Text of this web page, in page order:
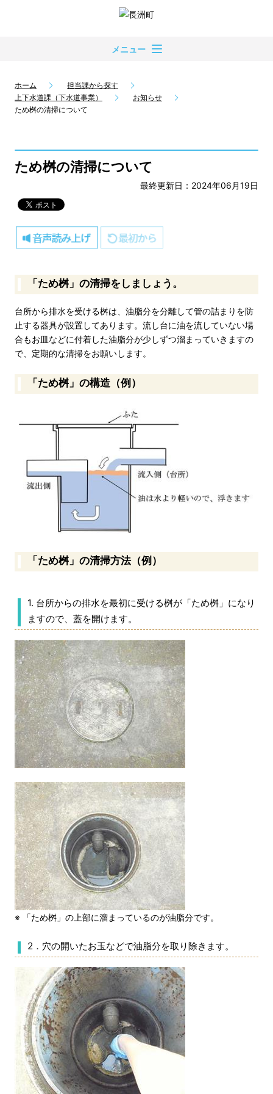
メニュー
ホーム
担当課から探す
上下水道課（下水道事業）
お知らせ
ため桝の清掃について
ため桝の清掃について
最終更新日：2024年06月19日
「ため桝」の清掃をしましょう。
台所から排水を受ける桝は、油脂分を分離して管の詰まりを防
止する器具が設置してあります。流し台に油を流していない場
合もお皿などに付着した油脂分が少しずつ溜まっていきますの
で、定期的な清掃をお願いします。
「ため桝」の構造（例）
「ため桝」の清掃方法（例）
1. 台所からの排水を最初に受ける桝が「ため桝」になり
ますので、蓋を開けます。
※ 「ため桝」の上部に溜まっているのが油脂分です。
2．穴の開いたお玉などで油脂分を取り除きます。